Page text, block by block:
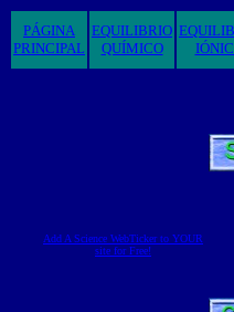
PÁGINA
PRINCIPAL
EQUILIBRIO
QUÍMICO
Add A Science WebTicker to YOUR
site for Free!